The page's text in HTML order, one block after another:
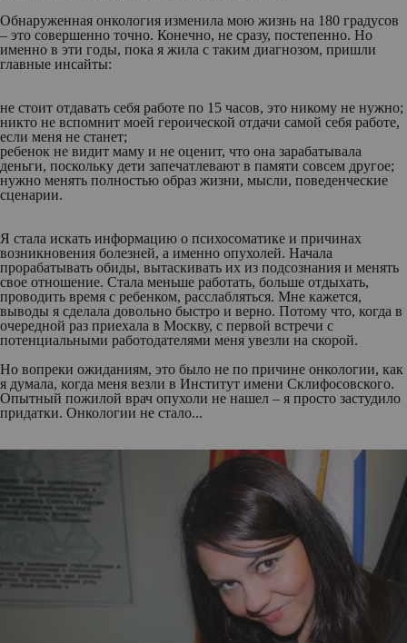
Обнаруженная онкология изменила мою жизнь на 180 градусов
– это совершенно точно. Конечно, не сразу, постепенно. Но
именно в эти годы, пока я жила с таким диагнозом, пришли
главные инсайты:
не стоит отдавать себя работе по 15 часов, это никому не нужно;
никто не вспомнит моей героической отдачи самой себя работе,
если меня не станет;
ребенок не видит маму и не оценит, что она зарабатывала
деньги, поскольку дети запечатлевают в памяти совсем другое;
нужно менять полностью образ жизни, мысли, поведенческие
сценарии.
Я стала искать информацию о психосоматике и причинах
возникновения болезней, а именно опухолей. Hачала
прорабатывать обиды, вытаскивать их из подсознания и менять
свое отношение. Стала меньше работать, больше отдыхать,
проводить время с ребенком, расслабляться. Мне кажется,
выводы я сделала довольно быстро и верно. Потому что, когда в
очередной раз приехала в Москву, с первой встречи с
потенциальными работодателями меня увезли на скорой.
Но вопреки ожиданиям, это было не по причине онкологии, как
я думала, когда меня везли в Институт имени Склифосовского.
Опытный пожилой врач опухоли не нашел – я просто застудило
придатки. Онкологии не стало...